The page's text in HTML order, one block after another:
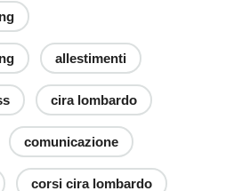
allestimenti
cira lombardo
comunicazione
corsi cira lombardo